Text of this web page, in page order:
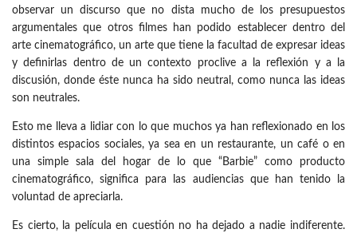
observar un discurso que no dista mucho de los presupuestos
argumentales que otros filmes han podido establecer dentro del
arte cinematográfico, un arte que tiene la facultad de expresar ideas
y definirlas dentro de un contexto proclive a la reflexión y a la
discusión, donde éste nunca ha sido neutral, como nunca las ideas
son neutrales.
Esto me lleva a lidiar con lo que muchos ya han reflexionado en los
distintos espacios sociales, ya sea en un restaurante, un café o en
una simple sala del hogar de lo que “Barbie” como producto
cinematográfico, significa para las audiencias que han tenido la
voluntad de apreciarla.
Es cierto, la película en cuestión no ha dejado a nadie indiferente.